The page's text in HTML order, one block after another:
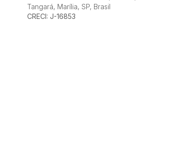
Tangará, Marília, SP, Brasil
CRECI: J-16853